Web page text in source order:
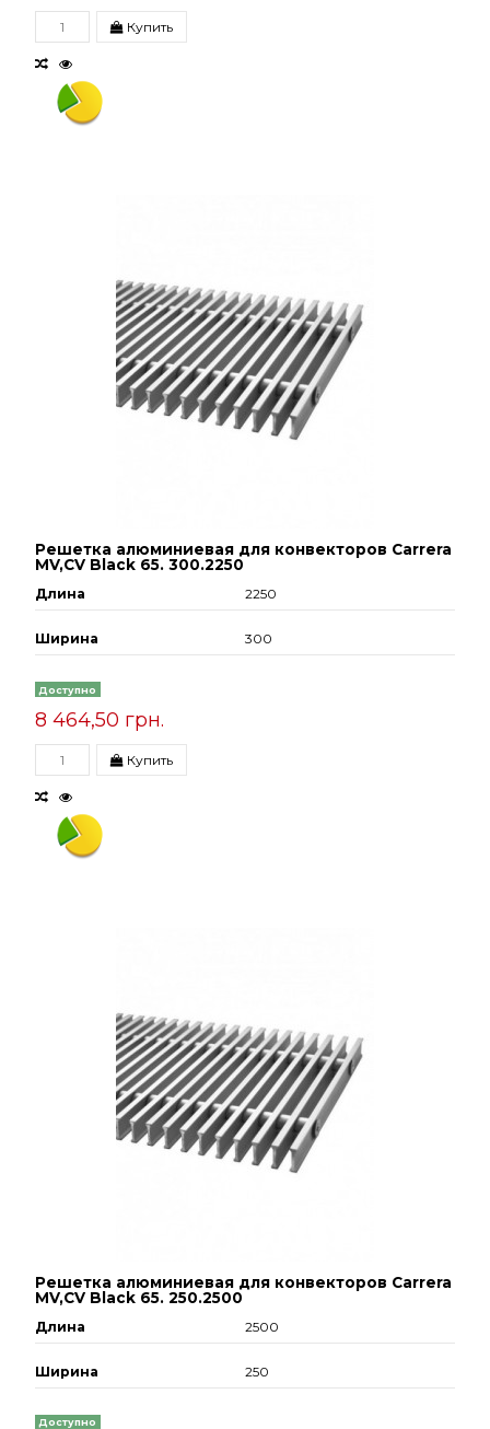
Купить
Решетка алюминиевая для конвекторов Carrera
МV,СV Black 65. 300.2250
Длина 2250
Ширина 300
Доступно
8 464,50 грн.
Купить
Решетка алюминиевая для конвекторов Carrera
МV,СV Black 65. 250.2500
Длина 2500
Ширина 250
Доступно